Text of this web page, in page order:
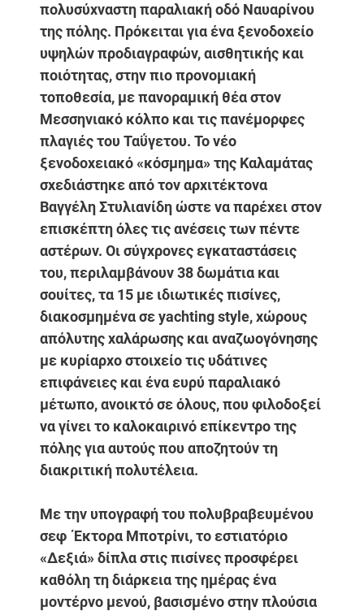
πολυσύχναστη παραλιακή οδό Ναυαρίνου
της πόλης. Πρόκειται για ένα ξενοδοχείο
υψηλών προδιαγραφών, αισθητικής και
ποιότητας, στην πιο προνομιακή
τοποθεσία, με πανοραμική θέα στον
Μεσσηνιακό κόλπο και τις πανέμορφες
πλαγιές του Ταΰγετου. Το νέο
ξενοδοχειακό «κόσμημα» της Καλαμάτας
σχεδιάστηκε από τον αρχιτέκτονα
Βαγγέλη Στυλιανίδη ώστε να παρέχει στον
επισκέπτη όλες τις ανέσεις των πέντε
αστέρων. Οι σύγχρονες εγκαταστάσεις
του, περιλαμβάνουν 38 δωμάτια και
σουίτες, τα 15 με ιδιωτικές πισίνες,
διακοσμημένα σε yachting style, χώρους
απόλυτης χαλάρωσης και αναζωογόνησης
με κυρίαρχο στοιχείο τις υδάτινες
επιφάνειες και ένα ευρύ παραλιακό
μέτωπο, ανοικτό σε όλους, που φιλοδοξεί
να γίνει το καλοκαιρινό επίκεντρο της
πόλης για αυτούς που αποζητούν τη
διακριτική πολυτέλεια.
Με την υπογραφή του πολυβραβευμένου
σεφΈκτορα Μποτρίνι, το εστιατόριο
«Δεξιά»δίπλα στις πισίνες προσφέρει
καθόλη τη διάρκεια της ημέρας ένα
μοντέρνο μενού, βασισμένο στην πλούσια